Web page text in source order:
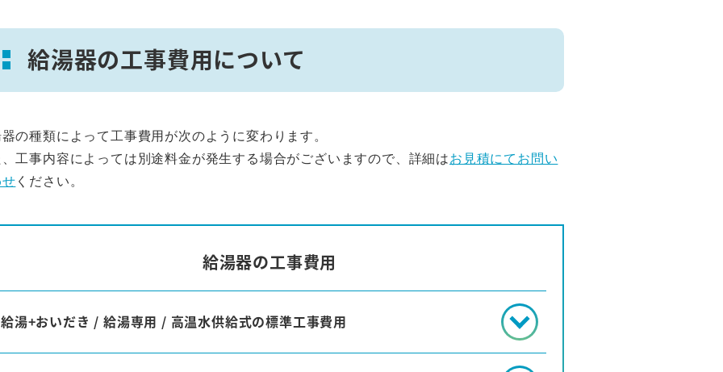
給湯器の工事費用について
の種類によって工事費用が次のように変わります。
、工事内容によっては別途料金が発生する場合がございますので、詳細はお見積にてお問い
ください。
給湯器の工事費用
給湯+おいだき / 給湯専用 / 高温水供給式の標準工事費用